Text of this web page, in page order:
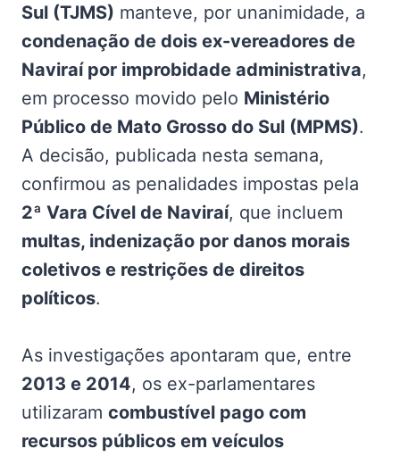
Sul (TJMS) manteve, por unanimidade, a
condenação de dois ex-vereadores de
Naviraí por improbidade administrativa,
em processo movido pelo Ministério
Público de Mato Grosso do Sul (MPMS).
A decisão, publicada nesta semana,
confirmou as penalidades impostas pela
2ª Vara Cível de Naviraí, que incluem
multas, indenização por danos morais
coletivos e restrições de direitos
políticos.
As investigações apontaram que, entre
2013 e 2014, os ex-parlamentares
utilizaram combustível pago com
recursos públicos em veículos